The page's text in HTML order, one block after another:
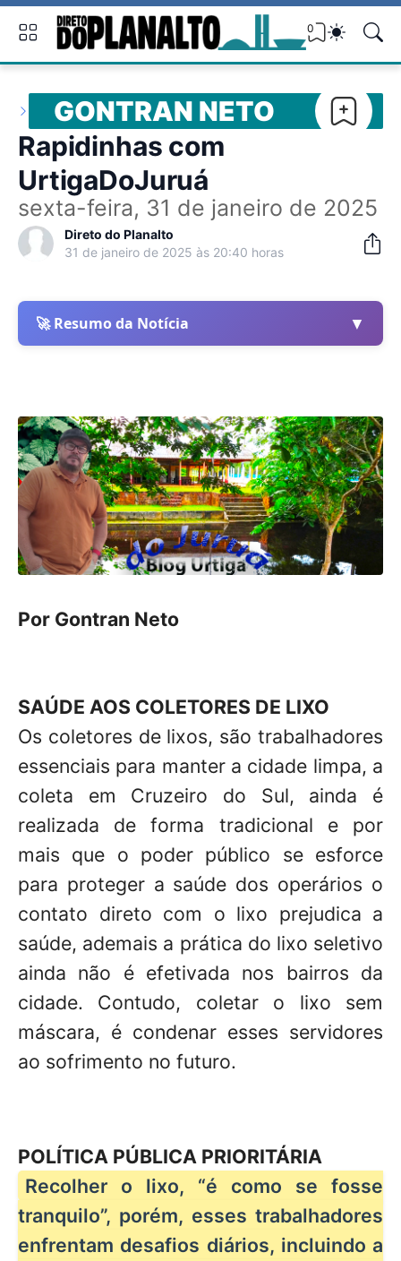
0
GONTRAN NETO
Rapidinhas com
UrtigaDoJuruá
sexta-feira, 31 de janeiro de 2025
Direto do Planalto
31 de janeiro de 2025 às 20:40 horas
🚀 Resumo da Notícia ▼
Por Gontran Neto
SAÚDE AOS COLETORES DE LIXO
Os coletores de lixos, são trabalhadores
essenciais para manter a cidade limpa, a
coleta em Cruzeiro do Sul, ainda é
realizada de forma tradicional e por
mais que o poder público se esforce
para proteger a saúde dos operários o
contato direto com o lixo prejudica a
saúde, ademais a prática do lixo seletivo
ainda não é efetivada nos bairros da
cidade. Contudo, coletar o lixo sem
máscara, é condenar esses servidores
ao sofrimento no futuro.
POLÍTICA PÚBLICA PRIORITÁRIA
Recolher o lixo, “é como se fosse
tranquilo”, porém, esses trabalhadores
enfrentam desafios diários, incluindo a